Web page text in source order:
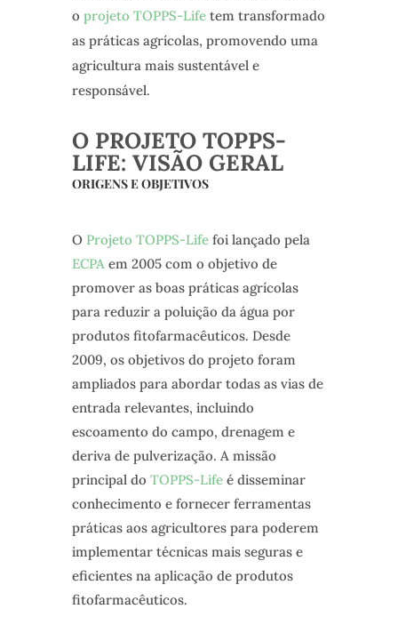
o projeto TOPPS-Lifetem transformado
as práticas agrícolas, promovendo uma
agricultura mais sustentável e
responsável.
O PROJETO TOPPS-
LIFE: VISÃO GERAL
ORIGENS E OBJETIVOS
O Projeto TOPPS-Lifefoi lançado pela
ECPA em 2005 com o objetivo de
promover as boas práticas agrícolas
para reduzir a poluição da água por
produtos fitofarmacêuticos. Desde
2009, os objetivos do projeto foram
ampliados para abordar todas as vias de
entrada relevantes, incluindo
escoamento do campo, drenagem e
deriva de pulverização. A missão
principal do TOPPS-Lifeé disseminar
conhecimento e fornecer ferramentas
práticas aos agricultores para poderem
implementar técnicas mais seguras e
eficientes na aplicação de produtos
fitofarmacêuticos.